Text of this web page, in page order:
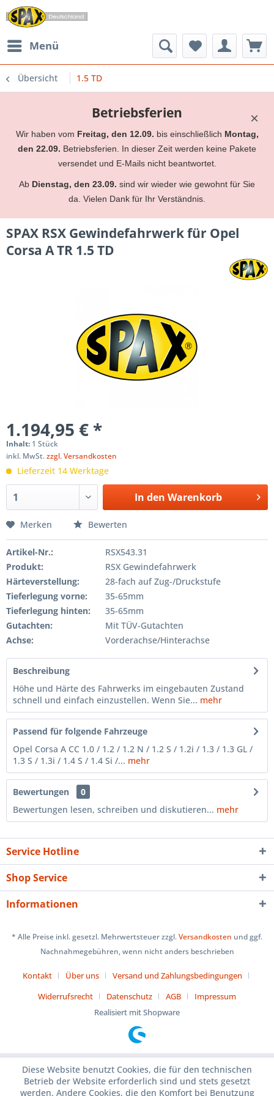
Menü
Übersicht 1.5 TD
×
Betriebsferien
Wir haben vom Freitag, den 12.09. bis einschließlich Montag,
den 22.09. Betriebsferien. In dieser Zeit werden keine Pakete
versendet und E-Mails nicht beantwortet.
Ab Dienstag, den 23.09. sind wir wieder wie gewohnt für Sie
da. Vielen Dank für Ihr Verständnis.
SPAX RSX Gewindefahrwerk für Opel
Corsa A TR 1.5 TD
1.194,95 € *
Inhalt: 1 Stück
inkl. MwSt.zzgl. Versandkosten
Lieferzeit 14 Werktage
In den Warenkorb
Merken Bewerten
Artikel-Nr.:
RSX543.31
Produkt:
RSX Gewindefahrwerk
Härteverstellung:
28-fach auf Zug-/Druckstufe
Tieferlegung vorne:
35-65mm
Tieferlegung hinten:
35-65mm
Gutachten:
Mit TÜV-Gutachten
Achse:
Vorderachse/Hinterachse
Beschreibung
Höhe und Härte des Fahrwerks im eingebauten Zustand
schnell und einfach einzustellen. Wenn Sie... mehr
Passend für folgende Fahrzeuge
Opel Corsa A CC 1.0 / 1.2 / 1.2 N / 1.2 S / 1.2i / 1.3 / 1.3 GL /
1.3 S / 1.3i / 1.4 S / 1.4 Si /... mehr
Bewertungen
0
Bewertungen lesen, schreiben und diskutieren... mehr
Service Hotline
Shop Service
Informationen
* Alle Preise inkl. gesetzl. Mehrwertsteuer zzgl.Versandkosten und ggf.
Nachnahmegebühren, wenn nicht anders beschrieben
Kontakt Über uns
Versand und Zahlungsbedingungen
Widerrufsrecht
Datenschutz AGB
Impressum
Realisiert mit Shopware
Diese Website benutzt Cookies, die für den technischen
Betrieb der Website erforderlich sind und stets gesetzt
werden. Andere Cookies, die den Komfort bei Benutzung